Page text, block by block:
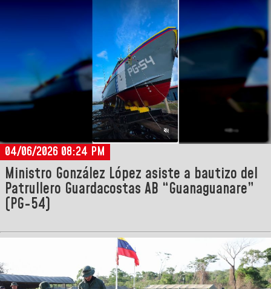
04/06/2026 08:24 PM
Ministro González López asiste a bautizo del
Patrullero Guardacostas AB “Guanaguanare”
(PG-54)